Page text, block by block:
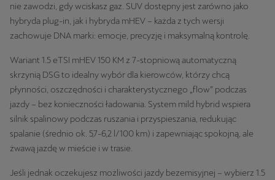
nie zawodzi, gdy wciskasz gaz. SUV dostępny jest zarówno jako
hybryda plug-in, jak i hybryda mHEV – każda z tych wersji
zachowuje DNA marki: emocje, precyzję i maksymalną kontrolę.
Wariant 1.5 eTSI mHEV 150 KM z 7-stopniową automatyczną
skrzynią DSG to idealny wybór dla kierowców, którzy chcą
płynności, oszczędności i charakterystycznego „flow” podczas
jazdy – bez konieczności ładowania. System mild hybrid wspiera
silnik spalinowy podczas ruszania i przyspieszania, redukując
spalanie (średnio ok. 5,7-6,2 l/100 km) i zapewniając spokojną, ale
żwawą jazdę w mieście i w trasie.
Jeśli jednak oczekujesz możliwości jazdy bezemisyjnej – wybierz 1.5